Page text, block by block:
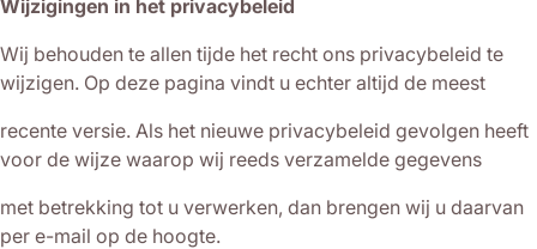
Wijzigingen in het privacybeleid
Wij behouden te allen tijde het recht ons privacybeleid te
wijzigen. Op deze pagina vindt u echter altijd de meest
recente versie. Als het nieuwe privacybeleid gevolgen heeft
voor de wijze waarop wij reeds verzamelde gegevens
met betrekking tot u verwerken, dan brengen wij u daarvan
per e-mail op de hoogte.